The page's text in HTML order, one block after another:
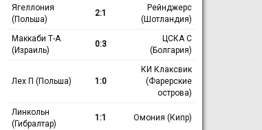
Ягеллония
(Польша)
2:1
Рейнджерс
(Шотландия)
Маккаби Т-А
(Израиль)
0:3
ЦСКА С
(Болгария)
Лех П (Польша) 1:0
КИ Клаксвик
(Фарерские
острова)
Линкольн
(Гибралтар)
1:1 Омония (Кипр)